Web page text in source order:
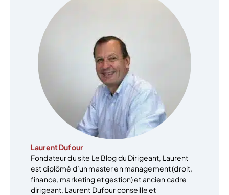
Laurent Dufour
Fondateur du site Le Blog du Dirigeant, Laurent
est diplômé d’un master en management (droit,
finance, marketing et gestion) et ancien cadre
dirigeant, Laurent Dufour conseille et